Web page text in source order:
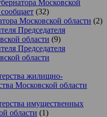
Московской
(32)
Московской области (2)
Председателя
области (9)
Председателя
области
жилищно-
Московской области
имущественных
области (1)